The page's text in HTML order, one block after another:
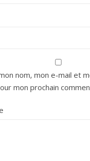
nom, mon e-mail et
mon prochain